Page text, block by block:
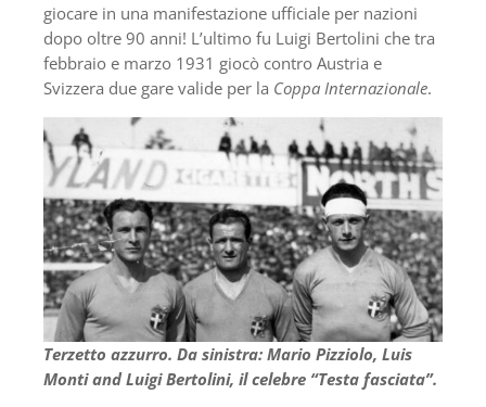
giocare in una manifestazione ufficiale per nazioni
dopo oltre 90 anni! L’ultimo fu Luigi Bertolini che tra
febbraio e marzo 1931 giocò contro Austria e
Svizzera due gare valide per la Coppa Internazionale.
Terzetto azzurro. Da sinistra: Mario Pizziolo, Luis
Monti and Luigi Bertolini, il celebre “Testa fasciata”.